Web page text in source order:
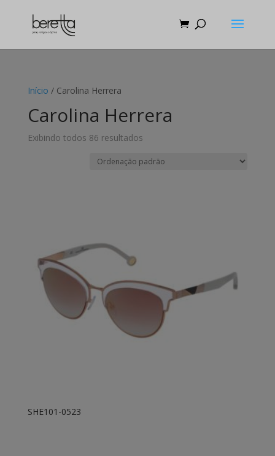
Início / Carolina Herrera
Carolina Herrera
Exibindo todos 86 resultados
SHE101-0523